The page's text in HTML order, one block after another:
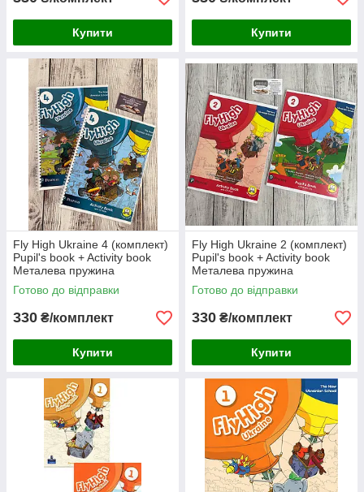
Купити Купити
Fly High Ukraine 4 (комплект)
Pupil's book + Activity book
Металева пружина
Готово до відправки
330 ₴/комплект
Купити
Fly High Ukraine 2 (комплект)
Pupil's book + Activity book
Металева пружина
Готово до відправки
330 ₴/комплект
Купити